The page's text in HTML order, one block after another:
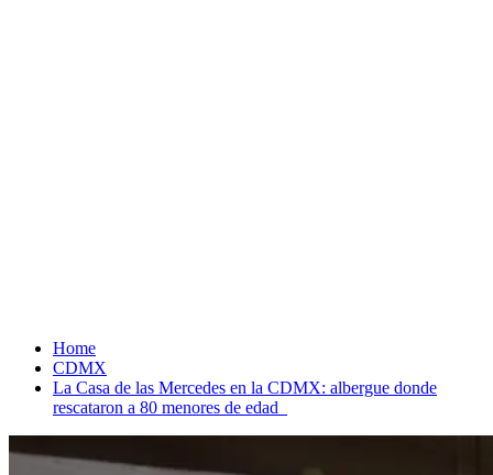
Home
CDMX
La Casa de las Mercedes en la CDMX: albergue donde
rescataron a 80 menores de edad